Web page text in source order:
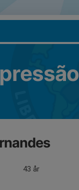
43 år